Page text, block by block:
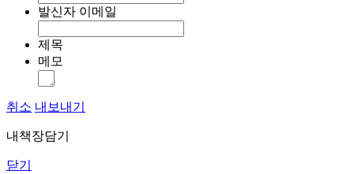
발신자 이메일
제목
메모
취소 내보내기
내책장담기
닫기